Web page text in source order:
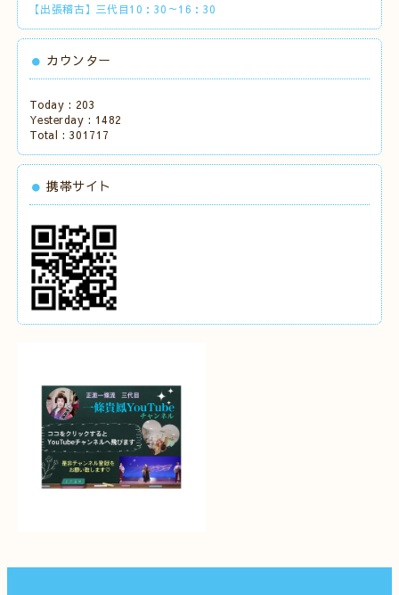
【出張稽古】三代目10：30～16：30
カウンター
Today : 203
Yesterday : 1482
Total : 301717
携帯サイト